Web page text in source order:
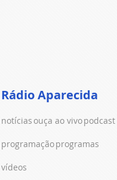
Rádio Aparecida
notícias ouça ao vivopodcast
programaçãoprogramas
vídeos